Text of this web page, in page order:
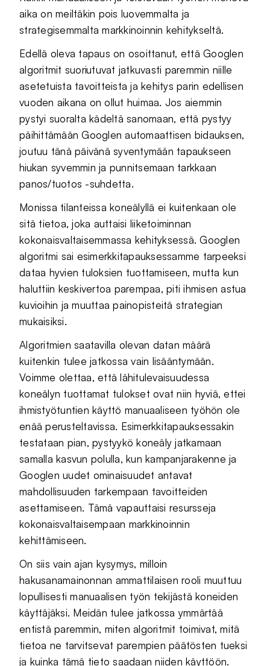
aika on meiltäkin pois luovemmalta ja
strategisemmalta markkinoinnin kehitykseltä.
Edellä oleva tapaus on osoittanut, että Googlen
algoritmit suoriutuvat jatkuvasti paremmin niille
asetetuista tavoitteista ja kehitys parin edellisen
vuoden aikana on ollut huimaa. Jos aiemmin
pystyi suoralta kädeltä sanomaan, että pystyy
päihittämään Googlen automaattisen bidauksen,
joutuu tänä päivänä syventymään tapaukseen
hiukan syvemmin ja punnitsemaan tarkkaan
panos/tuotos -suhdetta.
Monissa tilanteissa koneälyllä ei kuitenkaan ole
sitä tietoa, joka auttaisi liiketoiminnan
kokonaisvaltaisemmassa kehityksessä. Googlen
algoritmi sai esimerkkitapauksessamme tarpeeksi
dataa hyvien tuloksien tuottamiseen, mutta kun
haluttiin keskivertoa parempaa, piti ihmisen astua
kuvioihin ja muuttaa painopisteitä strategian
mukaisiksi.
Algoritmien saatavilla olevan datan määrä
kuitenkin tulee jatkossa vain lisääntymään.
Voimme olettaa, että lähitulevaisuudessa
koneälyn tuottamat tulokset ovat niin hyviä, ettei
ihmistyötuntien käyttö manuaaliseen työhön ole
enää perusteltavissa. Esimerkkitapauksessakin
testataan pian, pystyykö koneäly jatkamaan
samalla kasvun polulla, kun kampanjarakenne ja
Googlen uudet ominaisuudet antavat
mahdollisuuden tarkempaan tavoitteiden
asettamiseen. Tämä vapauttaisi resursseja
kokonaisvaltaisempaan markkinoinnin
kehittämiseen.
On siis vain ajan kysymys, milloin
hakusanamainonnan ammattilaisen rooli muuttuu
lopullisesti manuaalisen työn tekijästä koneiden
käyttäjäksi. Meidän tulee jatkossa ymmärtää
entistä paremmin, miten algoritmit toimivat, mitä
tietoa ne tarvitsevat parempien päätösten tueksi
ja kuinka tämä tieto saadaan niiden käyttöön.